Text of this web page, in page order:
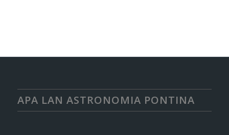
APA LAN ASTRONOMIA PONTINA